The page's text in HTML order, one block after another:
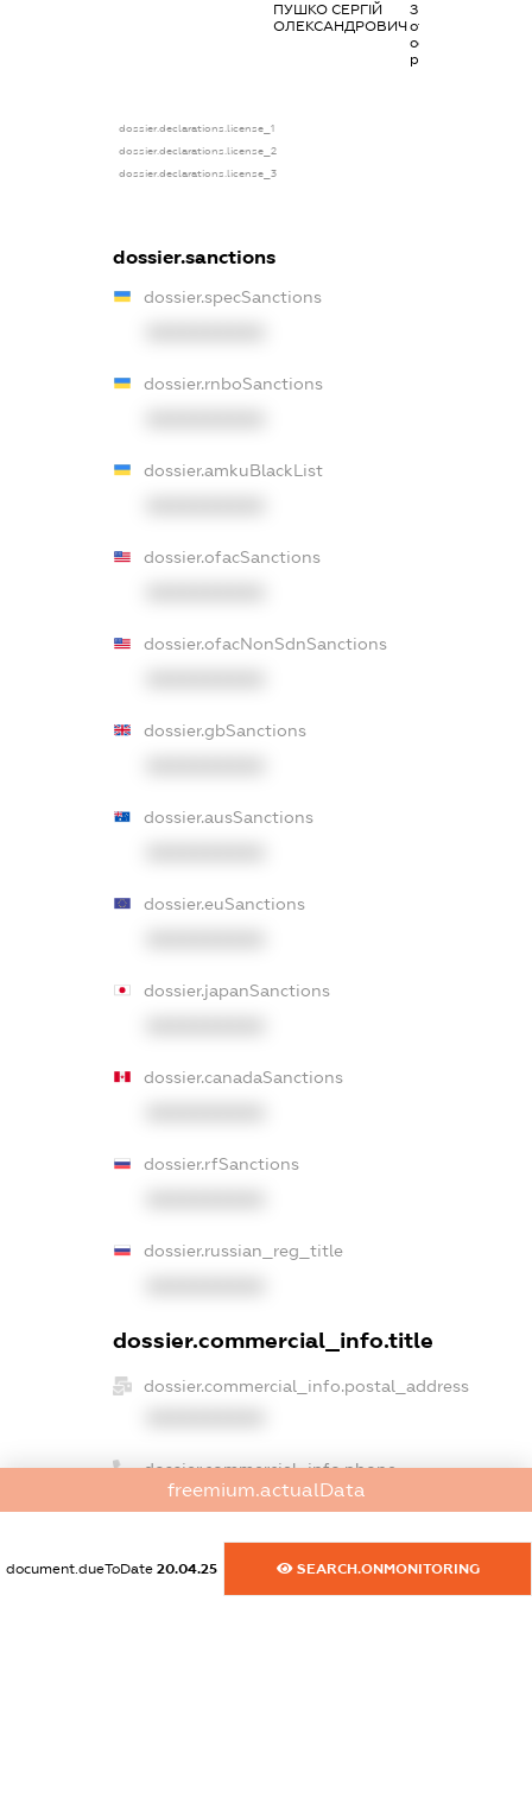
ПУШКО СЕРГІЙ
ОЛЕКСАНДРОВИЧ
Заробітна плата
отримана за
основним місцем
роботи
dossier.declarations.license_1
dossier.declarations.license_2
dossier.declarations.license_3
dossier.sanctions
dossier.specSanctions
dossier.rnboSanctions
dossier.amkuBlackList
dossier.ofacSanctions
dossier.ofacNonSdnSanctions
dossier.gbSanctions
dossier.ausSanctions
dossier.euSanctions
dossier.japanSanctions
dossier.canadaSanctions
dossier.rfSanctions
dossier.russian_reg_title
dossier.commercial_info.title
dossier.commercial_info.postal_address
dossier.commercial_info.phone
XXXXXXXXXX
freemium.actualData
document.dueToDate 20.04.25 SEARCH.ONMONITORING